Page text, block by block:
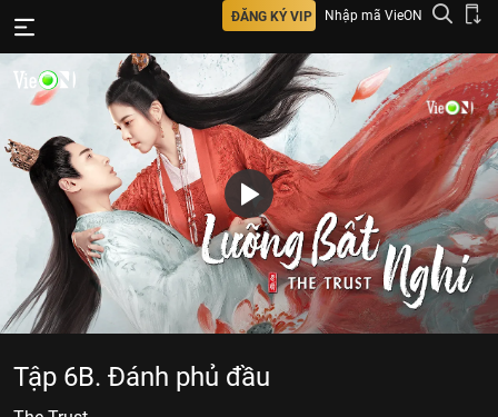
ĐĂNG KÝ VIP Nhập mã VieON
Tập 6B. Đánh phủ đầu